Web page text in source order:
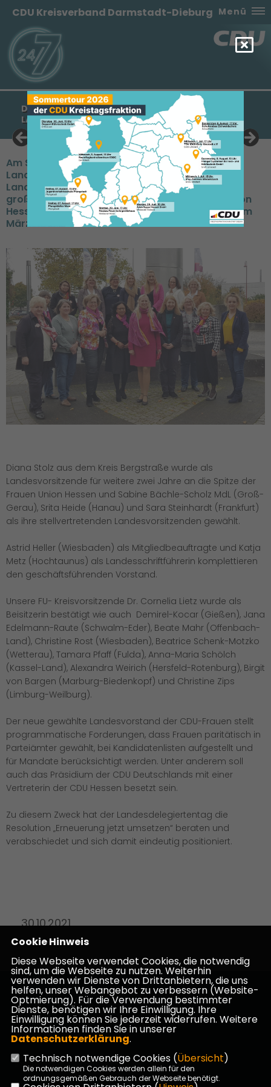
CDU Kreisverband Darmstadt-Dieburg Menü
DR. CORNELIA LIETZ ERNEUT IN DEN FU-
LANDESVORSTAND GEWÄHLT
Am Samstag, den 30.10.2021 trat der
Landesdelegiertentag zur Neuwahl des
Landesvorstandes zusammen. Es war die erste
große Präsenzveranstaltung für die Frauen Union
Hessen seit dem Beginn der Corona-Pandemie im
März 2020.
Diana Stolz aus dem Kreis Bergstraße wurde als
Landesvorsitzende für weitere zwei Jahre an die Spitze der
Frauen Union Hessen und Sabine Bächle-Scholz MdL (Groß-
Gerau), Srita Heide (Hanau) und Sara Steinhardt (Frankfurt)
als ihre stellvertretenden Landesvorsitzenden gewählt.
Astrid Heller (Wiesbaden) als Mitgliedbeauftragte und Katja
Metz (Hochtaunus) als Landesschriftführerin komplettieren
den geschäftsführenden Vorstand.
Unsere FU- Kreisvorsitzende Dr. Cornelia Lietz wurde als
Beisitzerin bestätigt wie auch Demirel-Kocar (Gießen), Jana
Edelmann-Raute (Schwalm-Eder), Beate Mahr (Offenbach-
Land), Christine Rost (Wiesbaden), Beatrice Schenk-Motzko
(Wetterau), Tamara Pfaff (Fulda), Anna-Maria Schölch
(Kassel-Land), Alexandra Weirich (Hersfeld-Rotenburg), Birgit
von Bargen (Marburg-Biedenkopf) und Christine Zips
(Limburg-Weilburg).
Der neue gewählte Landesvorstand der CDU-Frauen stellt
programmatische Forderungen, dass Frauen paritätisch in
Parteiämter gewählt, bei Kandidatenlisten aufgestellt und
für Mandate berücksichtigt werden. Unter anderem soll
auch das Präsidium der CDU Deutschlands mit einer
Vertreterin der CDU Hessen besetzt sein.
Zu diesem Zweck hat der Landesdelegiertentag die
Resolution „Erneuerung jetzt umsetzen“ beraten und
verabschiedet und sich damit eindeutig positioniert.
30.10.2021
Homepage des CDU Kreisverbandes Darmstadt-
Dieburg
Impressum Datenschutz Kontakt
Cookie Hinweis
Diese Webseite verwendet Cookies, die notwendig
sind, um die Webseite zu nutzen. Weiterhin
verwenden wir Dienste von Drittanbietern, die uns
helfen, unser Webangebot zu verbessern (Website-
Optmierung). Für die Verwendung bestimmter
Dienste, benötigen wir Ihre Einwilligung. Ihre
Einwilligung können Sie jederzeit widerrufen. Weitere
Informationen finden Sie in unserer
Datenschutzerklärung.
Technisch notwendige Cookies (Übersicht)
Die notwendigen Cookies werden allein für den
ordnungsgemäßen Gebrauch der Webseite benötigt.